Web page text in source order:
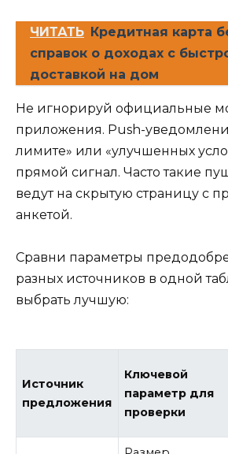
ЧИТАТЬ Кредитная карта
справок о доходах с
доставкой на дом
Не игнорируй официальные
приложения. Push-
лимите» или «улучшенных
прямой сигнал. Часто такие
ведут на скрытую страницу с
анкетой.
Сравни параметры
разных источников в одной
выбрать лучшую:
Источник
предложения
Ключевой
параметр для
проверки